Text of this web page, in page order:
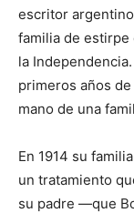
escritor
familia de estirpe
la
primeros años
mano de una
En 1914 su
un tratamiento
su padre —que